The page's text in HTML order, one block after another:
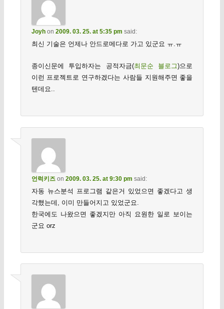
Joyhon 2009. 03. 25. at 5:35 pm said:
최신 기술은 언제나 안드로메다로 가고 있군요 ㅠ.ㅠ
종이신문에 투입하자는 공적자금(최문순 블로그)으로
이런 프로젝트로 연구하겠다는 사람들 지원해주면 좋을
텐데요..
언럭키즈on 2009. 03. 25. at 9:30 pm said:
자동 뉴스분석 프로그램 같은거 있었으면 좋겠다고 생
각했는데, 이미 만들어지고 있었군요.
한국에도 나왔으면 좋겠지만 아직 요원한 일로 보이는
군요 orz